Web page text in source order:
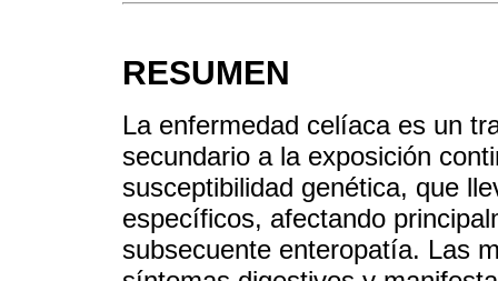
RESUMEN
La enfermedad celíaca es un
secundario a la exposición
susceptibilidad genética, que
específicos, afectando
subsecuente enteropatía. Las